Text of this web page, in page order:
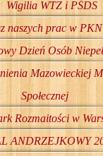
Wigilia WTZ i PŚDS
naszych prac w
Dzień Osób
Mazowieckiej
Społecznej
Rozmaitości w
ANDRZEJKOWY